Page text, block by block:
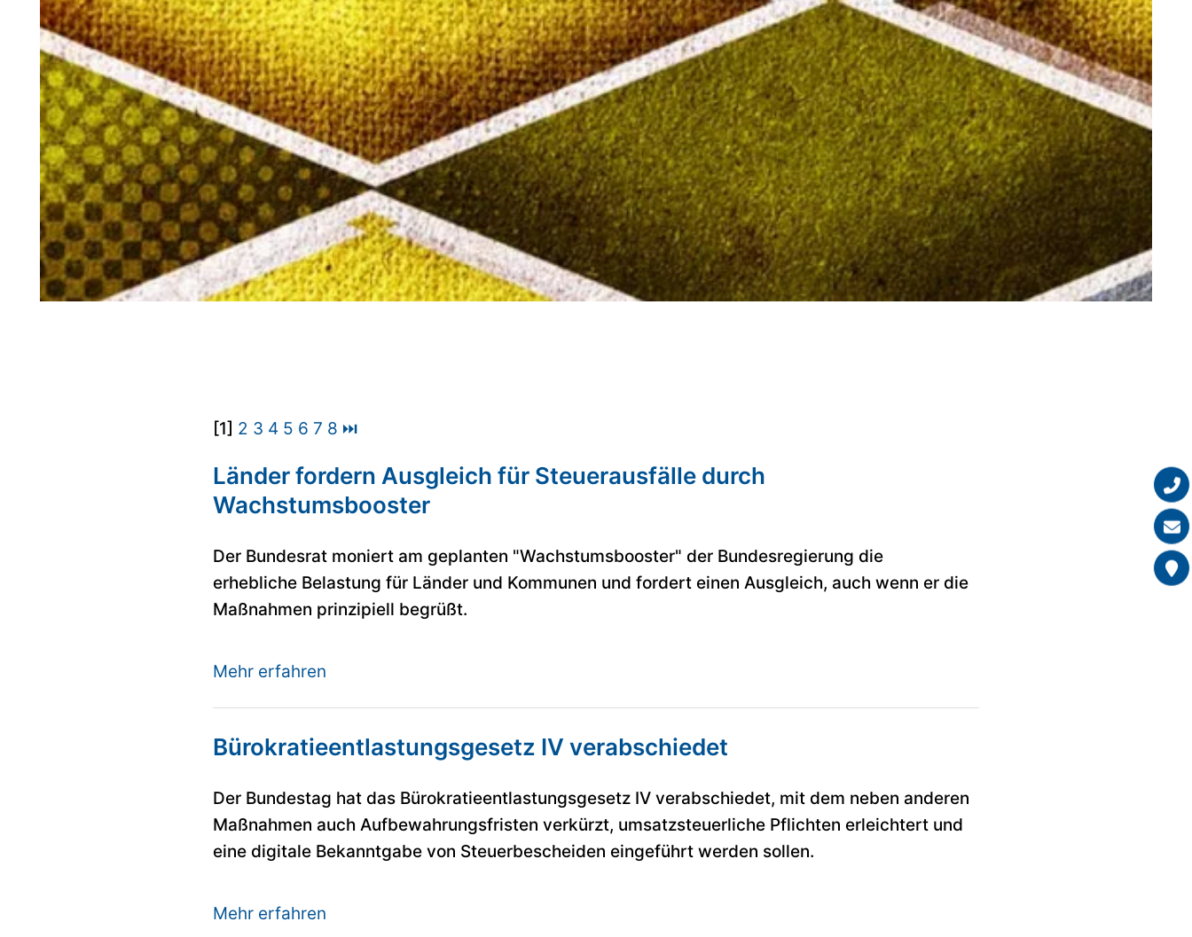
[1] 2 3 4 5 6 7 8 ⏭
Länder fordern Ausgleich für Steuerausfälle durch
Wachstumsbooster
Der Bundesrat moniert am geplanten "Wachstumsbooster" der Bundesregierung die
erhebliche Belastung für Länder und Kommunen und fordert einen Ausgleich, auch wenn er die
Maßnahmen prinzipiell begrüßt.
Mehr erfahren
Bürokratieentlastungsgesetz IV verabschiedet
Der Bundestag hat das Bürokratieentlastungsgesetz IV verabschiedet, mit dem neben anderen
Maßnahmen auch Aufbewahrungsfristen verkürzt, umsatzsteuerliche Pflichten erleichtert und
eine digitale Bekanntgabe von Steuerbescheiden eingeführt werden sollen.
Mehr erfahren